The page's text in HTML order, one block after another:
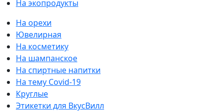
На экопродукты
На орехи
Ювелирная
На косметику
На шампанское
На спиртные напитки
На тему Covid-19
Круглые
Этикетки для ВкусВилл